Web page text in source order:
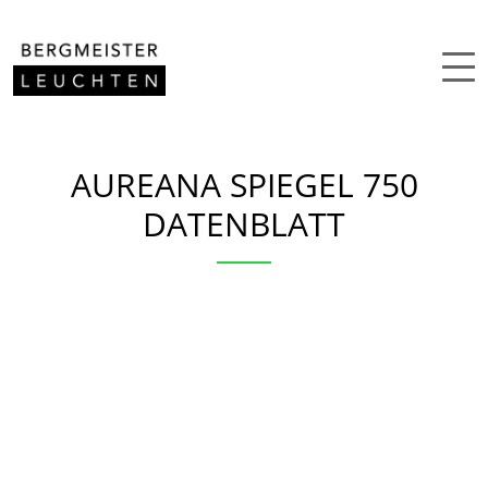
AUREANA SPIEGEL 750
DATENBLATT